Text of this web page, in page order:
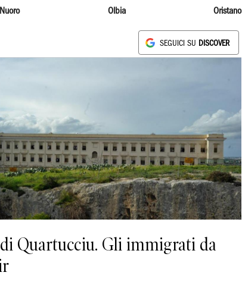
Nuoro Olbia Oristano
SEGUICI SU DISCOVER
Quartucciu. Gli immigrati da